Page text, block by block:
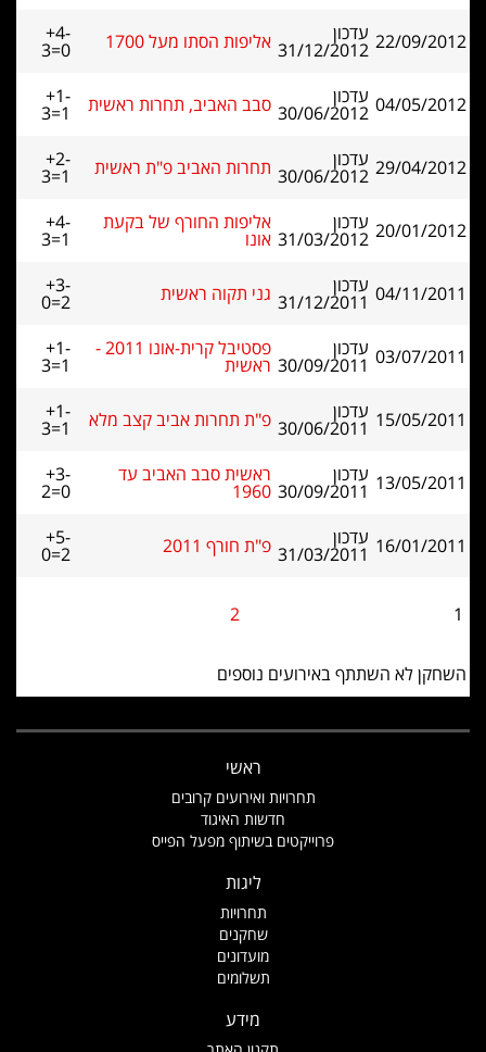
22/09/2012 עדכון
31/12/2012 אליפות הסתו מעל 1700 +4-
3=0
04/05/2012 עדכון
30/06/2012 סבב האביב, תחרות ראשית +1-
3=1
29/04/2012 עדכון
30/06/2012 תחרות האביב פ"ת ראשית +2-
3=1
20/01/2012 עדכון
31/03/2012
אליפות החורף של בקעת
אונו
+4-
3=1
04/11/2011 עדכון
31/12/2011 גני תקוה ראשית +3-
0=2
03/07/2011 עדכון
30/09/2011
פסטיבל קרית-אונו 2011 -
ראשית
+1-
3=1
15/05/2011 עדכון
30/06/2011 פ"ת תחרות אביב קצב מלא +1-
3=1
13/05/2011 עדכון
30/09/2011
ראשית סבב האביב עד
1960
+3-
2=0
16/01/2011 עדכון
31/03/2011 פ"ת חורף 2011 +5-
0=2
1
2
השחקן לא השתתף באירועים נוספים
ראשי
תחרויות ואירועים קרובים
חדשות האיגוד
פרוייקטים בשיתוף מפעל הפייס
ליגות
תחרויות
שחקנים
מועדונים
תשלומים
מידע